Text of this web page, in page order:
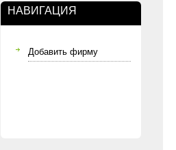
НАВИГАЦИЯ
Добавить фирму